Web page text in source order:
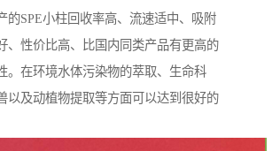
的SPE小柱回收率高、流速适中、吸附
、性价比高、比国内同类产品有更高的
。在环境水体污染物的萃取、生命科
以及动植物提取等方面可以达到很好的